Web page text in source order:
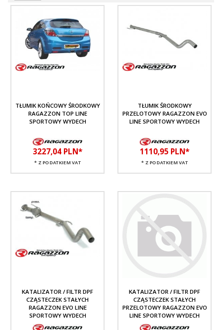
TŁUMIK KOŃCOWY ŚRODKOWY
RAGAZZON TOP LINE
SPORTOWY WYDECH
3227,04 PLN*
* Z PODATKIEM VAT
TŁUMIK ŚRODKOWY
PRZELOTOWY RAGAZZON EVO
LINE SPORTOWY WYDECH
1110,95 PLN*
* Z PODATKIEM VAT
KATALIZATOR / FILTR DPF
CZĄSTECZEK STAŁYCH
RAGAZZON EVO LINE
SPORTOWY WYDECH
KATALIZATOR / FILTR DPF
CZĄSTECZEK STAŁYCH
PRZELOTOWY RAGAZZON EVO
LINE SPORTOWY WYDECH